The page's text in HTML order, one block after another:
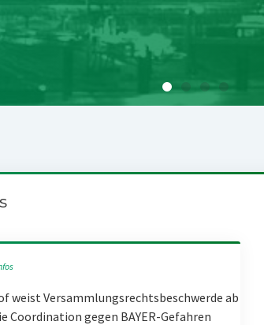
weist Versammlungsrechtsbeschwerde ab
Coordination gegen BAYER-Gefahren